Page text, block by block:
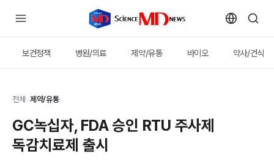
보건정책 병원/의료 제약/유통 바이오 약사/건식
전체 >제약/유통
GC녹십자, FDA 승인 RTU 주사제
독감치료제 출시